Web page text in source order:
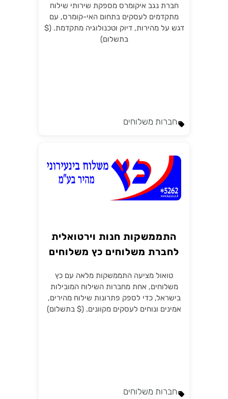
חברת נגב איקומרס מספקת שירותי שילוח
מתקדמים לעסקים בתחום האי-קומרס, עם
דגש על מהירות, דיוק וטכנולוגיה מתקדמת. ($
בתשלום)
חברות משלוחים
התממשקות חנות וירטואלית
לחברת משלוחים כץ משלוחים
טואול מציעה התממשקות מלאה עם כץ
משלוחים, אחת מחברות השילוח המובילות
בישראל, כדי לספק פתרונות שילוח מהירים,
אמינים ונוחים לעסקים מקוונים. ($ בתשלום)
חברות משלוחים